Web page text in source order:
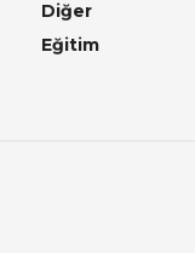
Diğer
Eğitim